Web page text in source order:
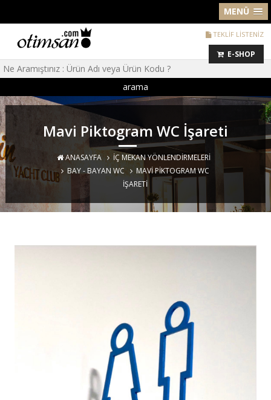
MENÜ
TEKLİF LİSTENİZ
E-SHOP
arama
Mavi Piktogram WC İşareti
ANASAYFA
İÇ MEKAN YÖNLENDIRMELERI
BAY - BAYAN WC
MAVI PIKTOGRAM WC
İŞARETI